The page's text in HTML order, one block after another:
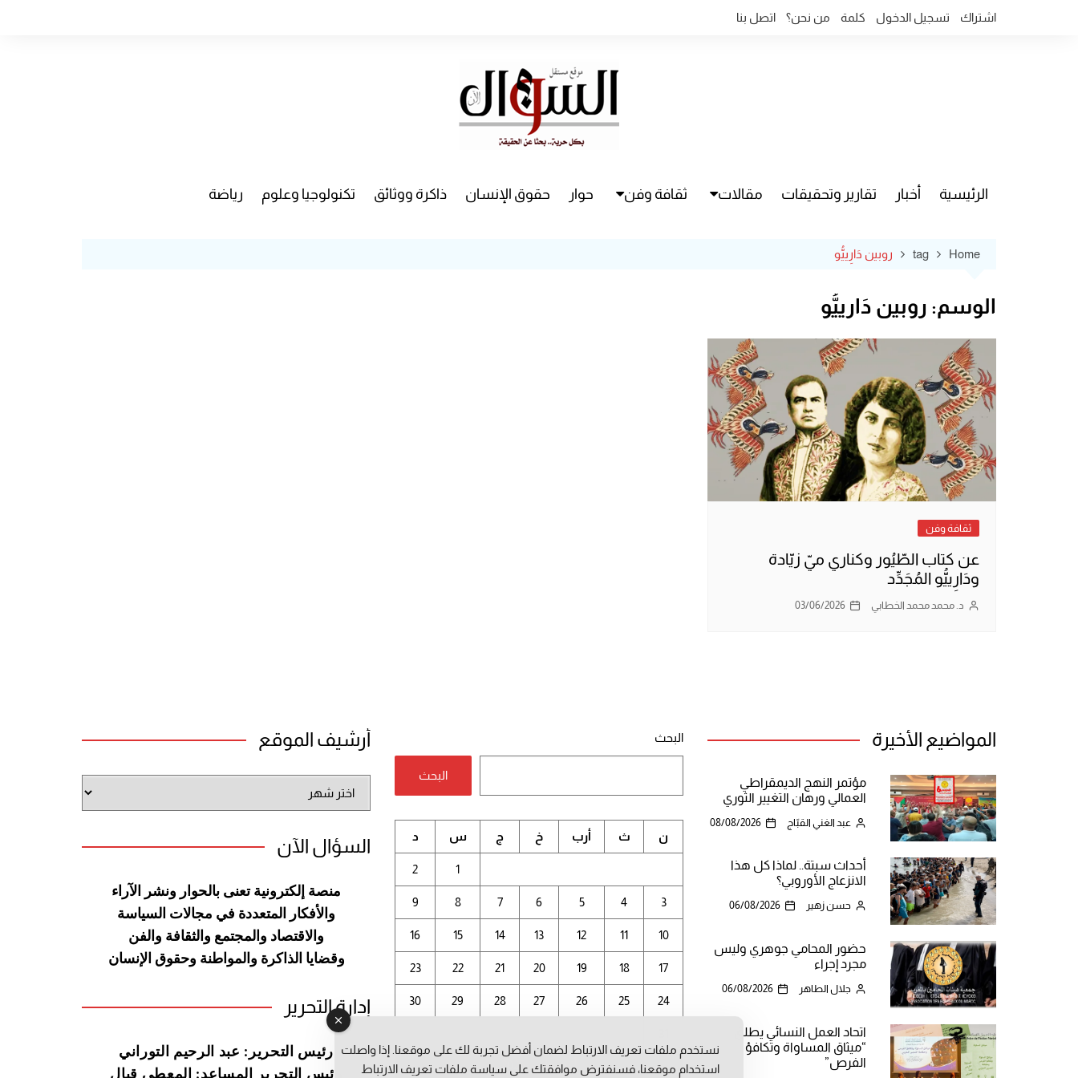
اشتراك تسجيل الدخول كلمة من نحن؟ اتصل بنا
الرئيسية أخبار تقارير وتحقيقات مقالات ثقافة وفن حوار حقوق الإنسان ذاكرة ووثائق تكنولوجيا وعلوم رياضة
Home
tag روبين دَارِييُّو
الوسم: روبين دَارِييُّو
ثقافة وفن
عن كتاب الطّيُور وكناري ميّ زيّادة
ودَارِييُّو المُجَدِّد
د. محمد محمد الخطابي 03/06/2026
المواضيع الأخيرة
مؤتمر النهج الديمقراطي
العمالي ورهان التغيير الثوري
عبد الغني القبّاج 08/08/2026
أحداث سبتة.. لماذا كل هذا
الانزعاج الأوروبي؟
حسن زهير 06/08/2026
حضور المحامي جوهري وليس
مجرد إجراء
جلال الطاهر 06/08/2026
اتحاد العمل النسائي يطلق
“ميثاق المساواة وتكافؤ
الفرص”
البحث
البحث
أغسطس 2026
ن ث أرب خ ج س د
1
2
3
4
5
6
7
8
9
10
11
12
13
14
15
16
17
18
19
20
21
22
23
24
25
26
27
28
29
30
أرشيف الموقع
الموقع
السؤال الآن
منصة إلكترونية تعنى بالحوار ونشر
الآراء
والأفكار المتعددة في مجالات السياسة
والاقتصاد والمجتمع والثقافة والفن
وقضايا الذاكرة والمواطنة وحقوق الإنسان
إدارة التحرير
رئيس التحرير: عبد الرحيم التوراني
رئيس التحرير المساعد: المعطي قبال
نستخدم ملفات تعريف الارتباط لضمان أفضل تجربة لك على موقعنا. إذا واصلت
استخدام موقعنا، فسنفترض موافقتك على سياسة ملفات تعريف الارتباط